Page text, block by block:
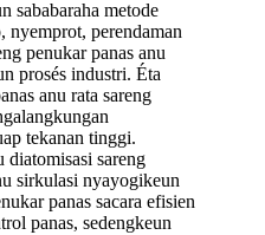
sababaraha metode
nyemprot, perendaman
penukar panas anu
prosés industri. Éta
anu rata sareng
tekanan tinggi.
diatomisasi sareng
sirkulasi nyayogikeun
panas sacara efisien
panas, sedengkeun